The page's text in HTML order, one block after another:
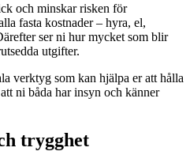
och minskar risken för
fasta kostnader – hyra, el,
ser ni hur mycket som blir
utgifter.
verktyg som kan hjälpa er att hålla
ni båda har insyn och känner
trygghet